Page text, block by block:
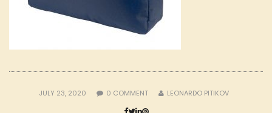
JULY 23, 2020 0 COMMENT LEONARDO PITIKOV